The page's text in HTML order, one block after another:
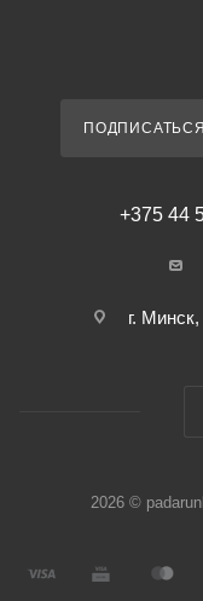
+375 44
г.
2026 ©